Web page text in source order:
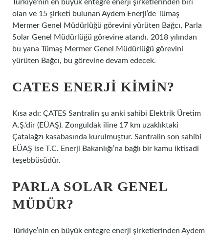
Türkiye’nin en büyük entegre enerji şirketlerinden biri
olan ve 15 şirketi bulunan Aydem Enerji’de Tümaş
Mermer Genel Müdürlüğü görevini yürüten Bağcı, Parla
Solar Genel Müdürlüğü görevine atandı. 2018 yılından
bu yana Tümaş Mermer Genel Müdürlüğü görevini
yürüten Bağcı, bu görevine devam edecek.
CATES ENERJI KIMIN?
Kısa adı: ÇATES Santralin şu anki sahibi Elektrik Üretim
A.Ş.’dir (EÜAŞ). Zonguldak iline 17 km uzaklıktaki
Çatalağzı kasabasında kurulmuştur. Santralin son sahibi
EÜAŞ ise T.C. Enerji Bakanlığı’na bağlı bir kamu iktisadi
teşebbüsüdür.
PARLA SOLAR GENEL
MÜDÜR?
Türkiye’nin en büyük entegre enerji şirketlerinden Aydem